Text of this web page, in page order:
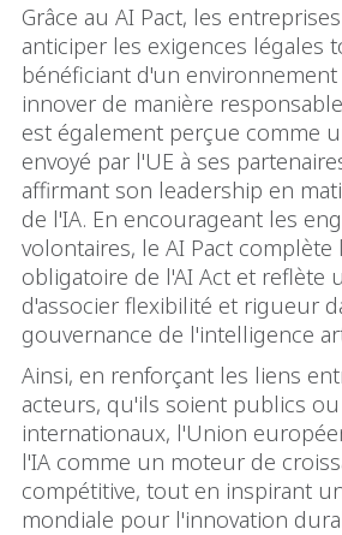
Grâce au AI Pact, les
anticiper les exigences légales
bénéficiant d'un
innover de manière
est également perçue comme
envoyé par l'UE à ses
affirmant son leadership en
de l'IA. En encourageant les
volontaires, le AI Pact complète
obligatoire de l'AI Act et reflète
d'associer flexibilité et rigueur
gouvernance de l'intelligence
Ainsi, en renforçant les liens
acteurs, qu'ils soient publics
internationaux, l'Union
l'IA comme un moteur de
compétitive, tout en inspirant
mondiale pour l'innovation